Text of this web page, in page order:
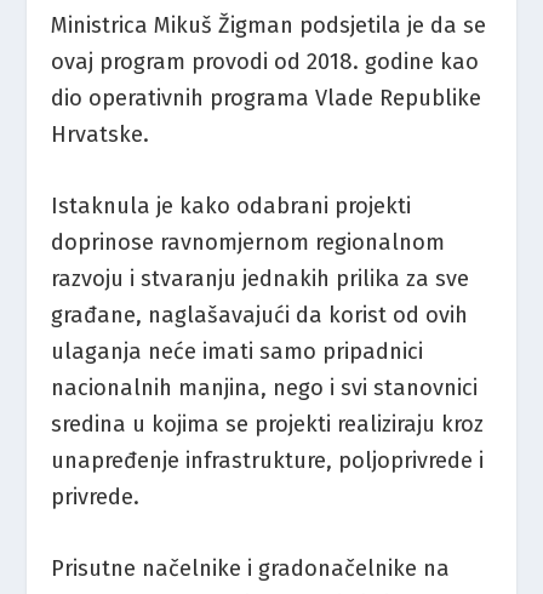
Ministrica Mikuš Žigman podsjetila je da se
ovaj program provodi od 2018. godine kao
dio operativnih programa Vlade Republike
Hrvatske.
Istaknula je kako odabrani projekti
doprinose ravnomjernom regionalnom
razvoju i stvaranju jednakih prilika za sve
građane, naglašavajući da korist od ovih
ulaganja neće imati samo pripadnici
nacionalnih manjina, nego i svi stanovnici
sredina u kojima se projekti realiziraju kroz
unapređenje infrastrukture, poljoprivrede i
privrede.
Prisutne načelnike i gradonačelnike na